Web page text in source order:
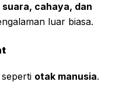
cahaya, dan
luar biasa.
otak manusia.